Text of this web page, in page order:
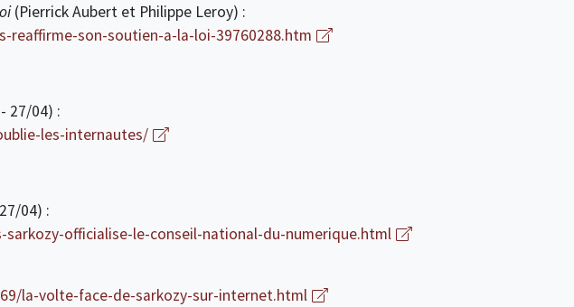
(Pierrick Aubert et Philippe Leroy) :
son-soutien-a-la-loi-39760288.htm
27/04) :
les-internautes/
04) :
officialise-le-conseil-national-du-numerique.html
la-volte-face-de-sarkozy-sur-internet.html